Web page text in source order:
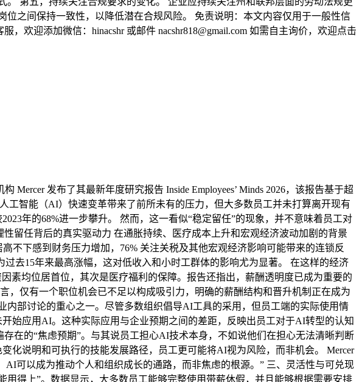
之间保持一致性，以降低潜在合规风险。 免责说明：本文内容仅用于一般性信
欢迎添加微信：hinacshr 或邮件 nacshr818@gmail.com 如需自主询价，欢迎点击
Mercer 发布了其最新年度研究报告 Inside Employees’ Minds 2026，该报告基于超
工智能（AI）快速变革带来了前所未有的压力，但大多数员工并未打算离开现有
年的68%进一步攀升。 然而，这一看似“稳定留任”的现象，并不意味着员工对
留任背后的真实驱动力 在通胀持续、医疗成本上升和宏观经济波动加剧的背景
不下感到财务压力增加，76% 关注关税及其他宏观经济影响可能带来的连锁反
去15年来最高涨幅，这对低收入和小时工群体的影响尤为显著。 在这样的经济
素均位居首位，其次是医疗福利的保障。报告还指出，薪酬透明度已成为重要的
仅有一个职位机会已不足以构成吸引力，明确的薪酬结构和晋升机制正在成为
部讨论的重心之一。尽管多数组织倡导AI工具的采用，但员工端的实际使用情
应用AI。这种实际应用与企业预期之间的差距，反映出员工对于AI转型的认知
在的“焦虑预期”。与其说员工担心AI技术本身，不如说他们在担心无法清晰判断
化说明和可执行的技能发展路径，员工更可能将AI视为风险，而非机会。 Mercer
可以成为推动个人和组织成长的通路，而非焦虑的根源。” 三、灵活性与可兑现
得上”。数据显示，大多数员工能够完整使用带薪休假，并且能够根据需要安排